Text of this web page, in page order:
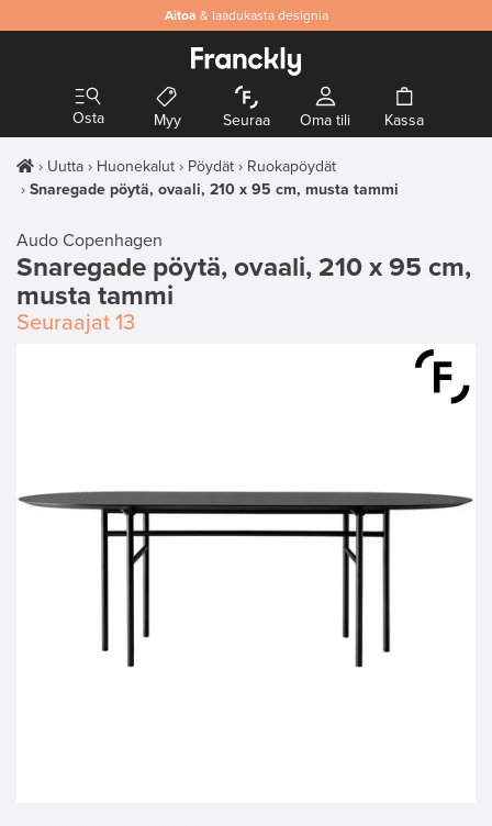
Aitoa & laadukasta designia
Osta Myy Seuraa Oma tili Kassa
Uutta Huonekalut Pöydät
Ruokapöydät
Snaregade pöytä, ovaali, 210 x 95 cm, musta tammi
Audo Copenhagen
Snaregade pöytä, ovaali, 210 x 95 cm,
musta tammi
Seuraajat 13